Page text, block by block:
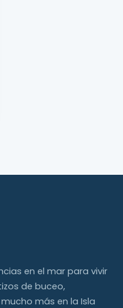
en el mar para vivir
de buceo,
más en la Isla